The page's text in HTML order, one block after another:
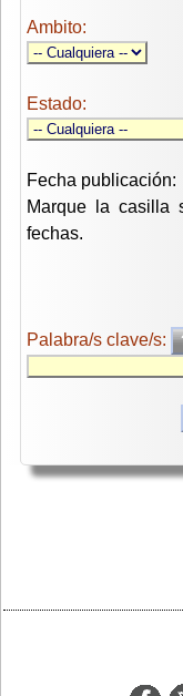
Ambito:
Estado:
Fecha publicación:
Marque la casilla
fechas.
Palabra/s clave/s: